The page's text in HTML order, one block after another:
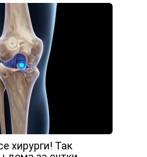
хирурги! Так